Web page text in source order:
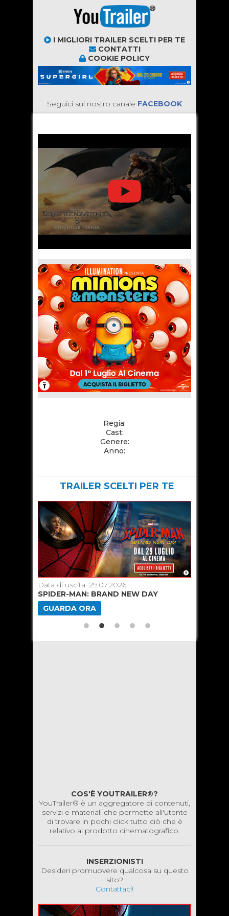
I MIGLIORI TRAILER SCELTI PER TE
CONTATTI
COOKIE POLICY
Seguici sul nostro canale FACEBOOK
Regia:
Cast:
Genere:
Anno:
TRAILER SCELTI PER TE
Data di uscita: 29.07.2026
SPIDER-MAN: BRAND NEW DAY
GUARDA ORA
COS'È YOUTRAILER®?
YouTrailer® è un aggregatore di contenuti,
servizi e materiali che permette all'utente
di trovare in pochi click tutto ciò che è
relativo al prodotto cinematografico.
INSERZIONISTI
Desideri promuovere qualcosa su questo
sito?
Contattaci!